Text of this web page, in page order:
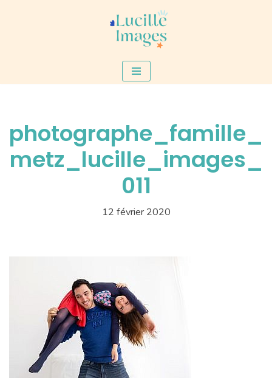
photographe_famille_
metz_lucille_images_
011
12 février 2020